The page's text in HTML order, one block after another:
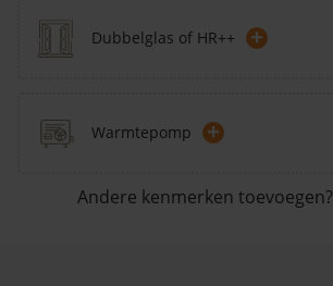
Dubbelglas of HR++ +
Warmtepomp +
Andere kenmerken toevoegen?